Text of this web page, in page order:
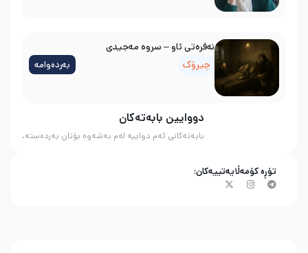
دووایین بابەتەکان
بابەتەکانی ئەم دواییە لەم بەشەوە بۆتان بەردەستە.
نه‌فره‌تی ئاو – سروه‌ مه‌جیدی
چیرۆک
بەردەوامە
تۆڕە کۆمەڵایەتییەکان: